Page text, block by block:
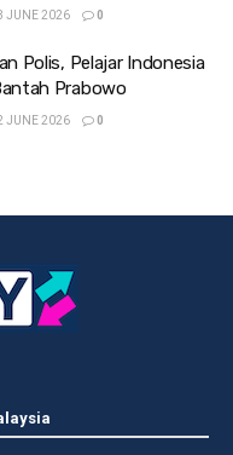
JUNE 2026 0
Polis, Pelajar Indonesia
Prabowo
JUNE 2026 0